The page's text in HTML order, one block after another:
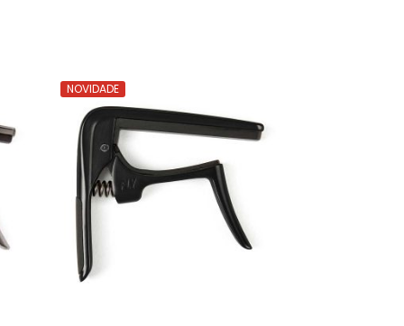
NOVIDADE